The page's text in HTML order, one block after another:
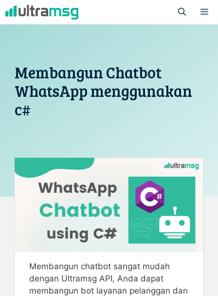
Langsung
ke
Membangun Chatbot
WhatsApp menggunakan
c#
Membangun chatbot sangat mudah
dengan Ultramsg API, Anda dapat
membangun bot layanan pelanggan dan